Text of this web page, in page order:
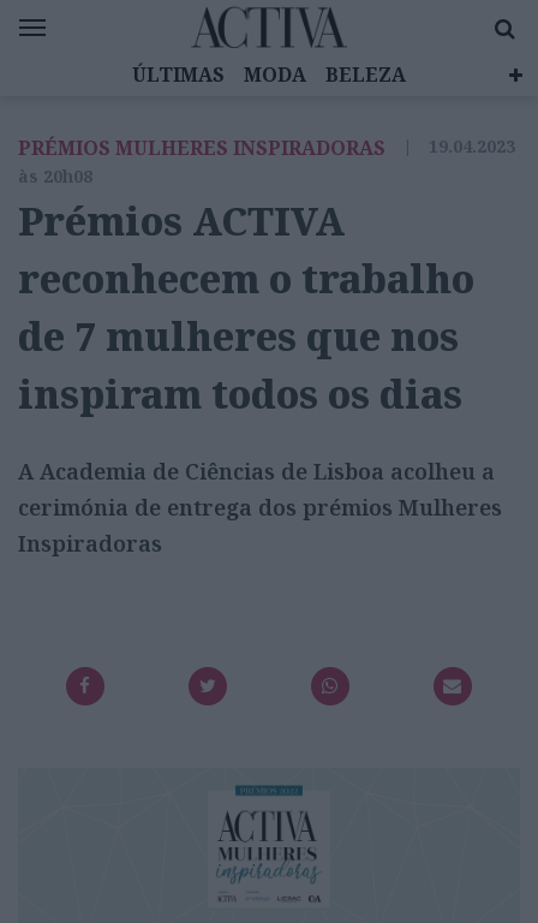
ÚLTIMAS MODA
BELEZA
EMOÇÕES
MULHERES INSPIRADORAS
DIZ QUEM SABE
PRÉMIOS MULHERES INSPIRADORAS |
19.04.2023
às 20h08
Prémios ACTIVA
reconhecem o trabalho
de 7 mulheres que nos
inspiram todos os dias
A Academia de Ciências de Lisboa acolheu a
cerimónia de entrega dos prémios Mulheres
Inspiradoras